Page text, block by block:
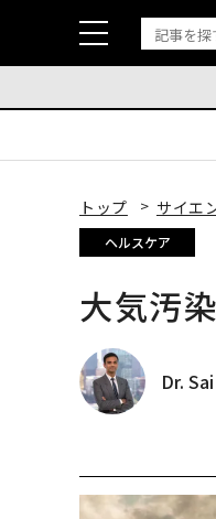
トップ サイエ
ヘルスケア
大気汚
Dr.